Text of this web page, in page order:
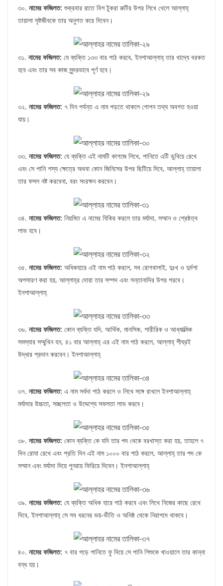
৩০. নামের ফজিলত: শুক্রবার রাতে বিশ টুকরা রুটির উপর লিখে খেলে আল্লাহ্‌
তায়ালা সৃষ্টজীবকে তার অনুগত করে দিবেন।
৩১. নামের ফজিলত: যে ব্যক্তি ১৩৩ বার পাঠ করবে, ইনশাআল্লাহ্‌ তার খাদ্যে বরকত
হবে এবং তার সব কাজ সুন্দরভাবে পূর্ণ হবে।
৩২. নামের ফজিলত: ৭ দিন পর্যন্ত এ নাম পড়তে থাকলে গোপন তথ্য অবগত হওয়া
যায়।
৩৩. নামের ফজিলত: যে ব্যক্তি এই নামটি কাগজে লিখে, পানিতে এটি ডুবিয়ে রেখে
এবং সে পানি শস্য ক্ষেত্রে অথবা কোন জিনিসের উপর ছিটিয়ে দিবে, আল্লাহ্‌ তায়ালা
তার ফসল নষ্ট করবেনা, বরং সংরক্ষন করবেন।
৩৪. নামের ফজিলত: নিয়মিত এ নামের যিকির করলে তার মর্যাদা, সম্মান ও শ্রেষ্ঠত্ব
লাভ হবে।
৩৫. নামের ফজিলত: অধিকহারে এই নাম পাঠ করলে, সব রোগবালাই, দুঃখ ও দুর্দশা
অপসারণ করা হয়, আল্লাহ্‌র দোয়া তার সম্পদ এবং সন্তানাদির উপর পরবে।
ইনশাআল্লাহ্‌
৩৬. নামের ফজিলত: কোন ব্যক্তি যদি, আর্থিক, মানসিক, শারীরিক ও আধ্যাত্মিক
সমস্যার সম্মুখিন হন, ৪১ বার আল্লাহ্‌ এর এই নাম পাঠ করলে, আল্লাহ্‌ শীঘ্রই
উদ্ধার প্রদান করবেন। ইনশাআল্লাহ্‌
৩৭. নামের ফজিলত: এ নাম সর্বদা পাঠ করলে ও লিখে সঙ্গে রাখলে ইনশাআল্লাহ্‌
মর্যাদার উচ্চতা, সচ্ছলতা ও উদ্দেশ্যে সফলতা লাভ করবে।
৩৮. নামের ফজিলত: কোন ব্যক্তি কে যদি তার পদ থেকে বরখাস্ত করা হয়, তাহলে ৭
দিন রোযা রেখে এবং প্রতি দিন এই নাম ১০০০ বার পাঠ করলে, আল্লাহ্‌ তার পদ কে
সম্মান এবং মর্যাদা দিয়ে পুনরায় ফিরিয়ে দিবেন। ইনশাআল্লাহ্‌
৩৯. নামের ফজিলত: যে ব্যক্তি অধিক হারে পাঠ করবে এবং লিখে নিজের কাছে রেখে
দিবে, ইনশাআল্লাহ্‌ সে সব ধরনের ভয়-ভীতি ও অনিষ্ঠ থেকে নিরাপদে থাকবে।
৪০. নামের ফজিলত: ৭ বার পড়ে পানিতে ফু দিয়ে সে পানি শিশুকে খাওয়ালে তার কান্না
বন্ধ হয়।